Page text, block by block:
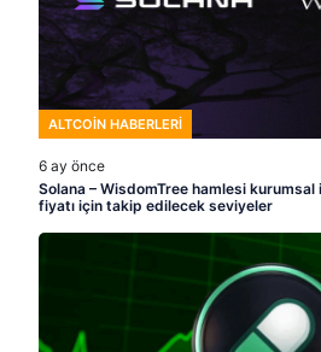
ALTCOIN HABERLERI
6 ay önce
Solana – WisdomTree hamlesi
fiyatı için takip edilecek seviyeler